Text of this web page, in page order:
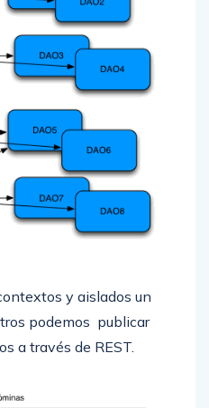
y aislados un
podemos publicar
a través de REST.